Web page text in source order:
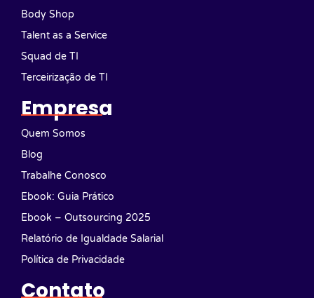
Body Shop
Talent as a Service
Squad de TI
Terceirização de TI
Empresa
Quem Somos
Blog
Trabalhe Conosco
Ebook: Guia Prático
Ebook – Outsourcing 2025
Relatório de Igualdade Salarial
Política de Privacidade
Contato